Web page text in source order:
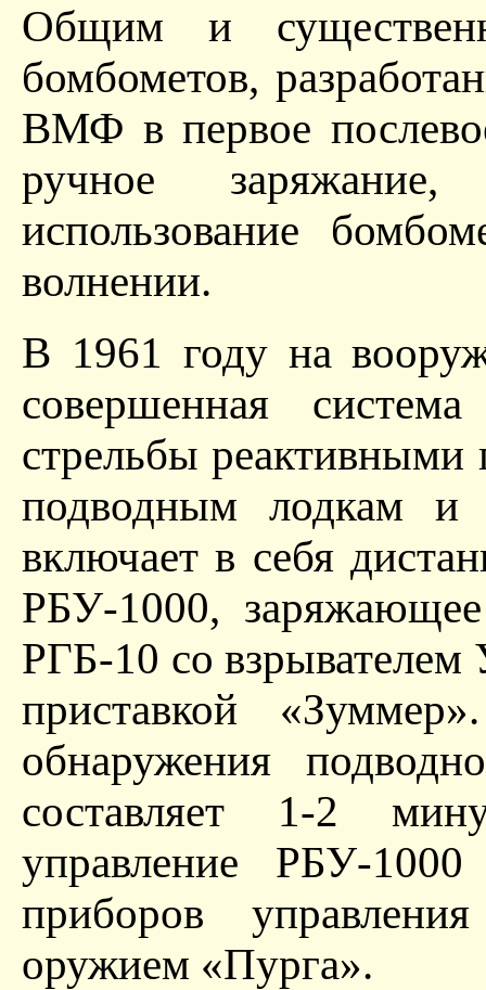
Общим и
бомбометов,
ВМФ в первое
ручное заряжание,
использование
волнении.
В 1961 году на
совершенная
стрельбы
подводным лодкам и
включает в себя
РБУ-1000,
РГБ-10 со
приставкой
обнаружения
составляет 1-2
управление РБУ-
приборов
оружием «Пурга».